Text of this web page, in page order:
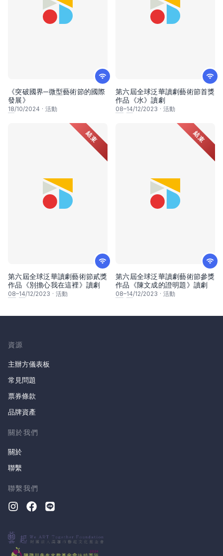
《突破國界─微型藝術節的國際
發展》
18/10/2024 · 活動
第六屆全球泛華讀劇藝術節首獎
作品《水》讀劇
08–14/12/2023 · 活動
結束
第六屆全球泛華讀劇藝術節貳獎
作品《別擔心我在這裡》讀劇
08–14/12/2023 · 活動
結束
第六屆全球泛華讀劇藝術節參獎
作品《陳文成的證明題》讀劇
08–14/12/2023 · 活動
資源
主辦方儀表板
常見問題
票券條款
品牌資產
關於我們
關於
聯繫
聯繫我們